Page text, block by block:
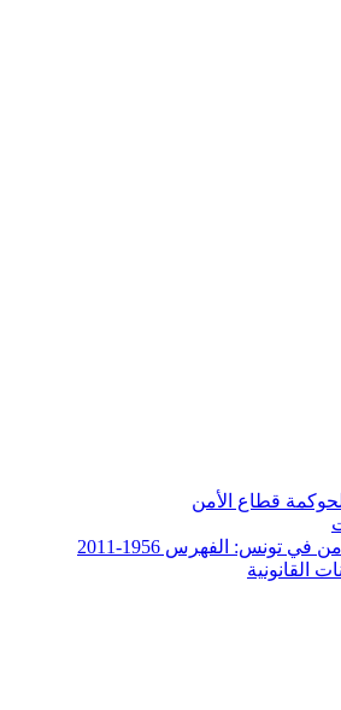
قطاع الأمن
تونس: الفهرس 1956-2011
القانونية